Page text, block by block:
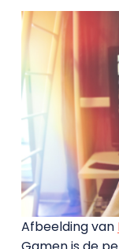
Afbeelding van